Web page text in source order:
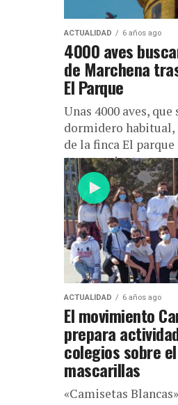
ACTUALIDAD 6 años ago
4000 aves
de Marchena
El Parque
Unas 4000 aves,
dormidero habitual,
de la finca El
Ayuntamiento...
ACTUALIDAD 6 años ago
El movimiento
prepara
colegios sobre
mascarillas
«Camisetas